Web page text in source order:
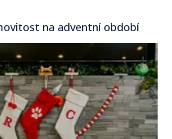
na adventní období